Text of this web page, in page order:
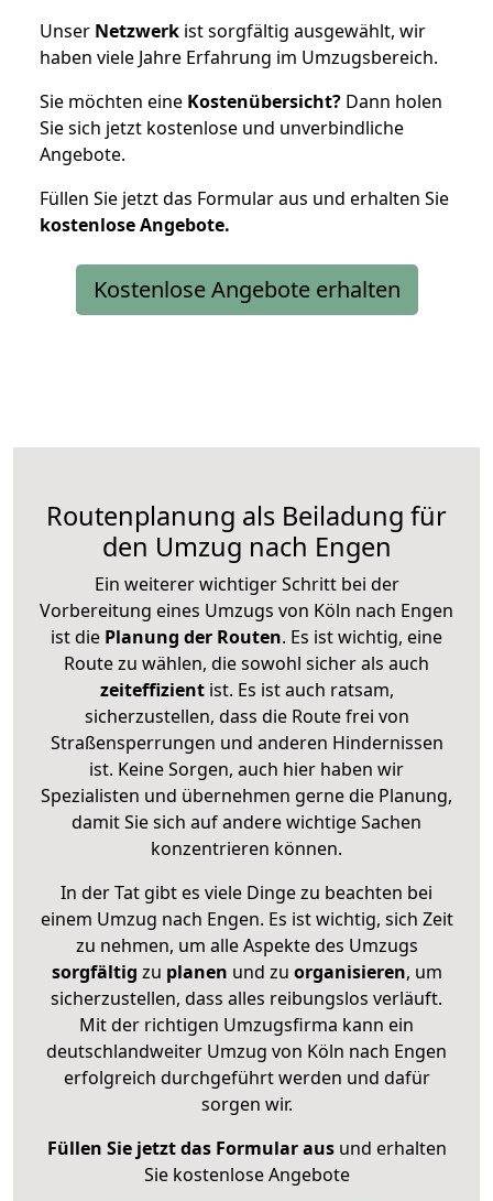
Unser Netzwerk ist sorgfältig ausgewählt, wir
haben viele Jahre Erfahrung im Umzugsbereich.
Sie möchten eine Kostenübersicht? Dann holen
Sie sich jetzt kostenlose und unverbindliche
Angebote.
Füllen Sie jetzt das Formular aus und erhalten Sie
kostenloseAngebote.
Kostenlose Angebote erhalten
Routenplanung als Beiladung für
den Umzug nach Engen
Ein weiterer wichtiger Schritt bei der
Vorbereitung eines Umzugs von Köln nach Engen
ist die Planung der Routen. Es ist wichtig, eine
Route zu wählen, die sowohl sicher als auch
zeiteffizientist. Es ist auch ratsam,
sicherzustellen, dass die Route frei von
Straßensperrungen und anderen Hindernissen
ist. Keine Sorgen, auch hier haben wir
Spezialisten und übernehmen gerne die Planung,
damit Sie sich auf andere wichtige Sachen
konzentrieren können.
In der Tat gibt es viele Dinge zu beachten bei
einem Umzug nach Engen. Es ist wichtig, sich Zeit
zu nehmen, um alle Aspekte des Umzugs
sorgfältig zu planen und zu organisieren, um
sicherzustellen, dass alles reibungslos verläuft.
Mit der richtigen Umzugsfirma kann ein
deutschlandweiter Umzug von Köln nach Engen
erfolgreich durchgeführt werden und dafür
sorgen wir.
Füllen Sie jetzt das Formular ausund erhalten
Sie kostenlose Angebote